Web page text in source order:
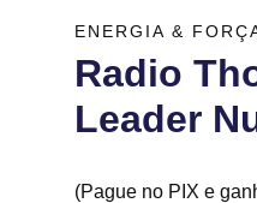
ENERGIA &
Radio
Leader
(Pague no PIX e